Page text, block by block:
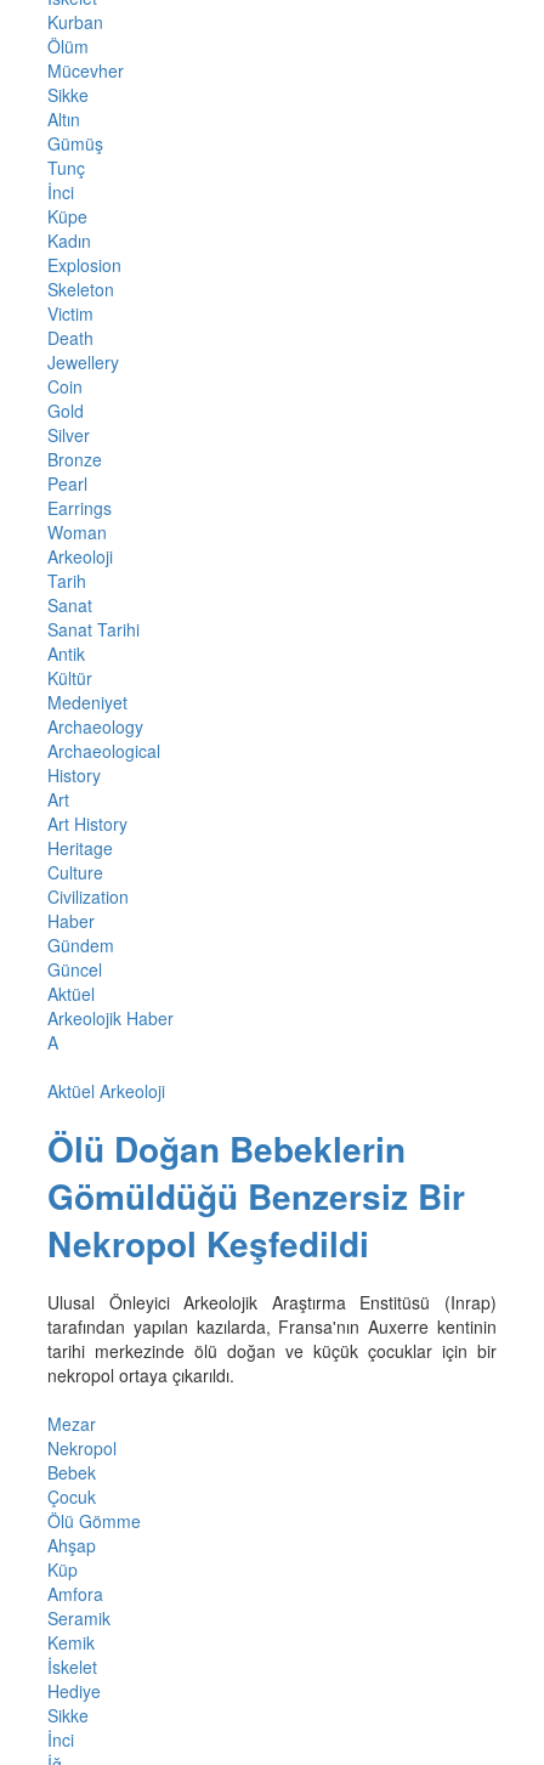
Kurban
Ölüm
Mücevher
Sikke
Altın
Gümüş
Tunç
İnci
Küpe
Kadın
Explosion
Skeleton
Victim
Death
Jewellery
Coin
Gold
Silver
Bronze
Pearl
Earrings
Woman
Arkeoloji
Tarih
Sanat
Sanat Tarihi
Antik
Kültür
Medeniyet
Archaeology
Archaeological
History
Art
Art History
Heritage
Culture
Civilization
Haber
Gündem
Güncel
Aktüel
Arkeolojik Haber
A
Aktüel Arkeoloji
Ölü Doğan Bebeklerin
Gömüldüğü Benzersiz Bir
Nekropol Keşfedildi
Ulusal Önleyici Arkeolojik Araştırma Enstitüsü (Inrap)
tarafından yapılan kazılarda, Fransa'nın Auxerre kentinin
tarihi merkezinde ölü doğan ve küçük çocuklar için bir
nekropol ortaya çıkarıldı.
Mezar
Nekropol
Bebek
Çocuk
Ölü Gömme
Ahşap
Küp
Amfora
Seramik
Kemik
İskelet
Hediye
Sikke
İnci